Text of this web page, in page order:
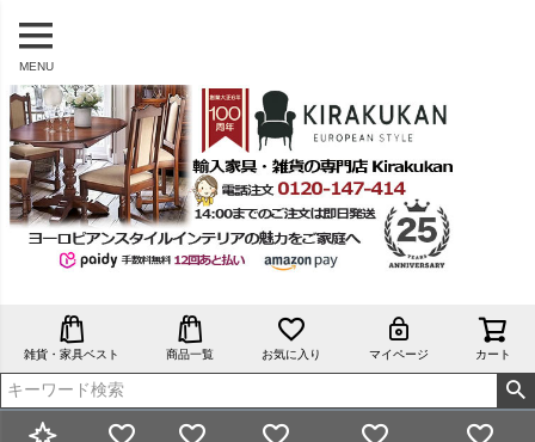
MENU
雑貨・家具ベスト 商品一覧 お気に入り マイページ カート